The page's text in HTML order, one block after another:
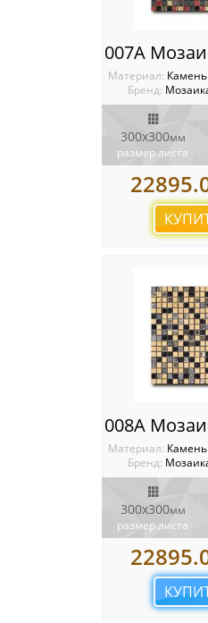
Материал: Камень
Бренд:
300x300мм
размер листа
Материал: Камень
Бренд:
300x300мм
размер листа